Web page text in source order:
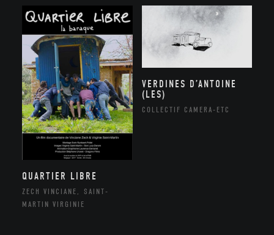
QUARTIER LIBRE
ZECH VINCIANE, SAINT-
MARTIN VIRGINIE
VERDINES D’ANTOINE
(LES)
COLLECTIF CAMERA-ETC